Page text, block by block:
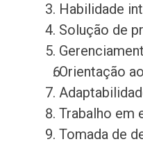
Habilidade
Solução de
Orientação
Trabalho em
Tomada de